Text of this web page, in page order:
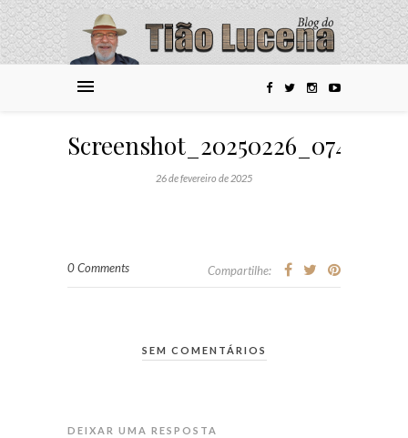
26 de fevereiro de 2025
0 Comments Compartilhe:
SEM COMENTÁRIOS
DEIXAR UMA RESPOSTA